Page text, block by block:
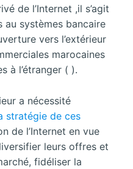
de l’Internet ,il s’agit
systèmes bancaire
vers l’extérieur
marocaines
à l’étranger ( ).
a nécessité
stratégie de ces
de l’Internet en vue
leurs offres et
fidéliser la